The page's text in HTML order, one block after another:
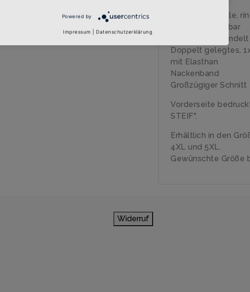
100% Baumwolle,
40 Grad waschbar
Einlaufvorbehandelt
Doppelt gelegtes,
mit Elasthan
Nackenband
Großzügiger Schnitt
Vorderseite
STEIF".
Erhältlich in den
4XL und 5XL.
Gewünschte Größe
Widerruf
Powered by
Impressum Datenschutzerklärung